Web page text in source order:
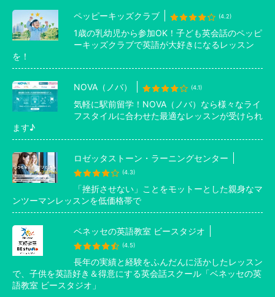
ペッピーキッズクラブ (4.2)
1歳の乳幼児から参加OK！子ども英会話のペッピ
ーキッズクラブで英語が大好きになるレッスン
を！
NOVA（ノバ） (4.1)
気軽に駅前留学！NOVA（ノバ）なら様々なライ
フスタイルに合わせた最適なレッスンが受けられ
ます♪
ロゼッタストーン・ラーニングセンター
(4.3)
「挫折させない」ことをモットーとした親身なマ
ンツーマンレッスンを低価格帯で
ベネッセの英語教室 ビースタジオ
(4.5)
長年の実績と経験をふんだんに活かしたレッスン
で、子供を英語好き＆得意にする英会話スクール「ベネッセの英
語教室 ビースタジオ」